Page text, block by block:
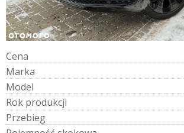
Cena
Marka
Model
Rok produkcji
Przebieg